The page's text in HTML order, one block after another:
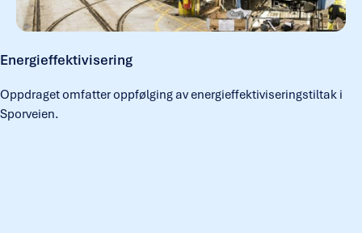
Energieffektivisering
Oppdraget omfatter oppfølging av energieffektiviseringstiltak i
Sporveien.